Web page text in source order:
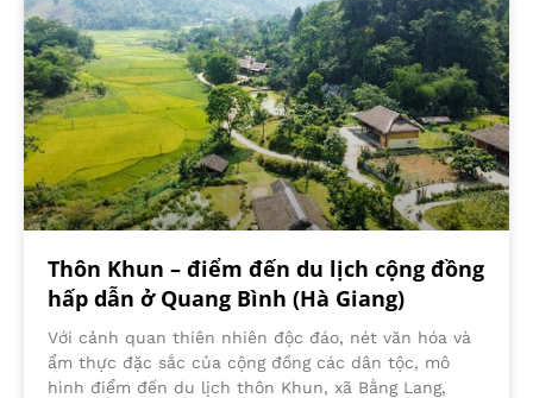
Thôn Khun – điểm đến du lịch cộng đồng
hấp dẫn ở Quang Bình (Hà Giang)
Với cảnh quan thiên nhiên độc đáo, nét văn hóa và
ẩm thực đặc sắc của cộng đồng các dân tộc, mô
hình điểm đến du lịch thôn Khun, xã Bằng Lang,